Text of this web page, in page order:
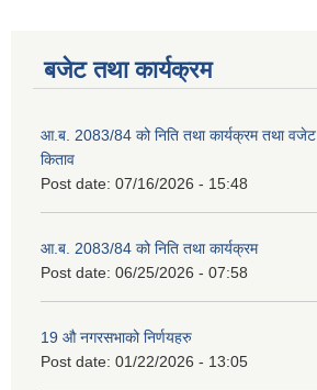
बजेट तथा कार्यक्रम
आ.ब. 2083/84 को निति तथा कार्यक्रम तथा वजेट
किताव
Post date: 07/16/2026 - 15:48
आ.ब. 2083/84 को निति तथा कार्यक्रम
Post date: 06/25/2026 - 07:58
19 औ नगरसभाको निर्णयहरु
Post date: 01/22/2026 - 13:05